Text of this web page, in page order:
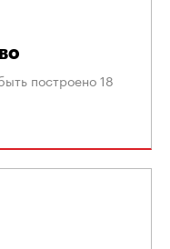
построено 18